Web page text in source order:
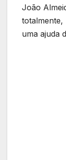
João
totalmente,
uma ajuda